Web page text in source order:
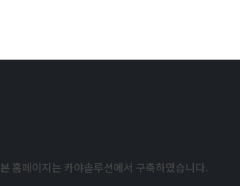
본 홈페이지는 카야솔루션에서 구축하였습니다.